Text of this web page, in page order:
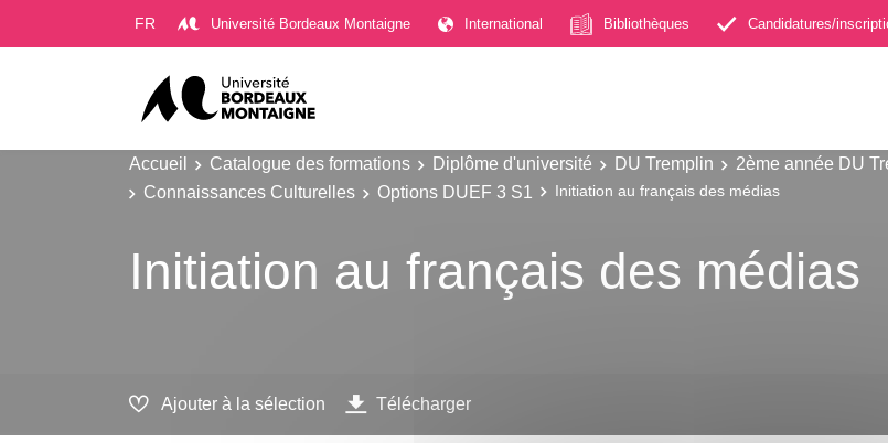
FR Université Bordeaux Montaigne International Bibliothèques Candidatures/
Accueil Catalogue des formations Diplôme d'université DU Tremplin 2ème année DU
Connaissances Culturelles
Options DUEF 3 S1 Initiation au français des médias
Initiation au français des médias
Ajouter à la sélection Télécharger